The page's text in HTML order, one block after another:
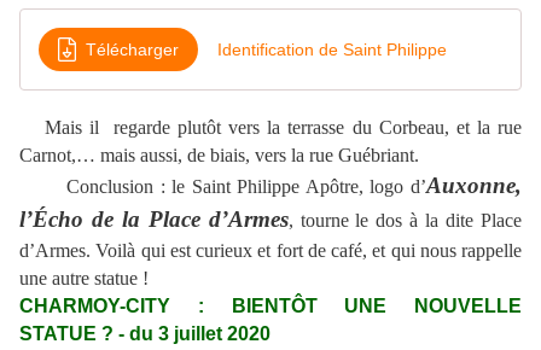
Télécharger Identification de Saint Philippe
Mais il regarde plutôt vers la terrasse du Corbeau, et la rue
Carnot,… mais aussi, de biais, vers la rue Guébriant.
Conclusion : le Saint Philippe Apôtre, logo d’Auxonne,
l’Écho de la Place d’Armes, tourne le dos à la dite Place
d’Armes. Voilà qui est curieux et fort de café, et qui nous rappelle
une autre statue !
CHARMOY-CITY : BIENTÔT UNE NOUVELLE
STATUE ? - du 3 juillet 2020